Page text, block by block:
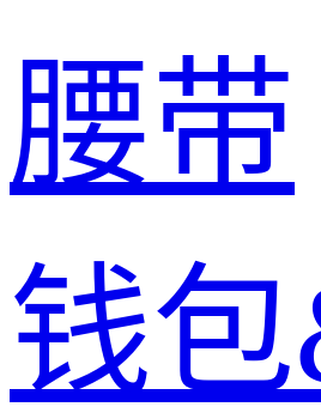
腰带
钱